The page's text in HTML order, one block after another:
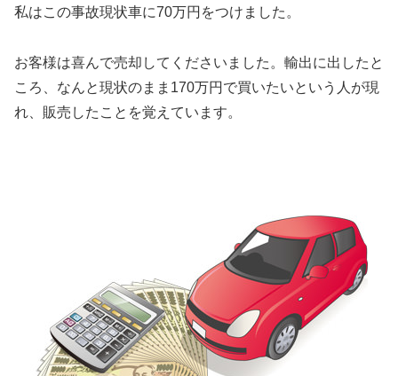
私はこの事故現状車に70万円をつけました。
お客様は喜んで売却してくださいました。輸出に出したと
ころ、なんと現状のまま170万円で買いたいという人が現
れ、販売したことを覚えています。